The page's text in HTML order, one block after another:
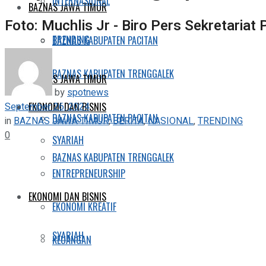
BAZNAS JAWA TIMUR
BAZNAS KABUPATEN PACITAN
BAZNAS KABUPATEN TRENGGALEK
EKONOMI DAN BISNIS
SYARIAH
ENTREPRENEURSHIP
EKONOMI KREATIF
KEUANGAN
TRENDING
BAZNAS JAWA TIMUR
BAZNAS KABUPATEN PACITAN
BAZNAS KABUPATEN TRENGGALEK
EKONOMI DAN BISNIS
SYARIAH
Foto: Muchlis Jr - Biro Pers Sekretariat
by spotnews
September 26, 2024
in BAZNAS JAWA TIMUR,BERITA,NASIONAL,TRENDING
0